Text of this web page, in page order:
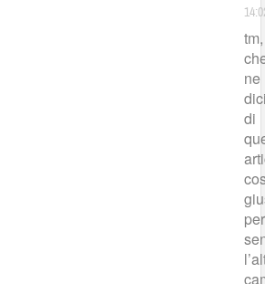
tm,
ne
di
per